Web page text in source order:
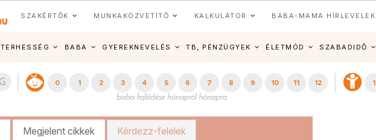
SZAKÉRTŐK MUNKAKÖZVETÍTŐ KALKULÁTOR BABA-MAMA HÍRLEVELEK
TERHESSÉG BABA GYEREKNEVELÉS TB, PÉNZÜGYEK ÉLETMÓD SZABADIDŐ
0 1 2 3 4 5 6 7 8 9 10 11 12 1
Megjelent cikkek Kérdezz-felelek